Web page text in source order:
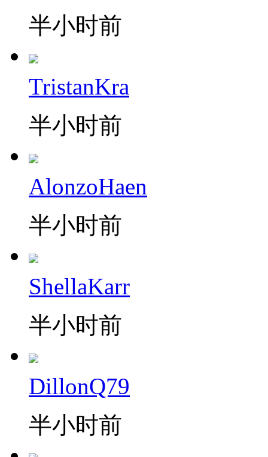
半小时前
TristanKra
半小时前
AlonzoHaen
半小时前
ShellaKarr
半小时前
DillonQ79
半小时前